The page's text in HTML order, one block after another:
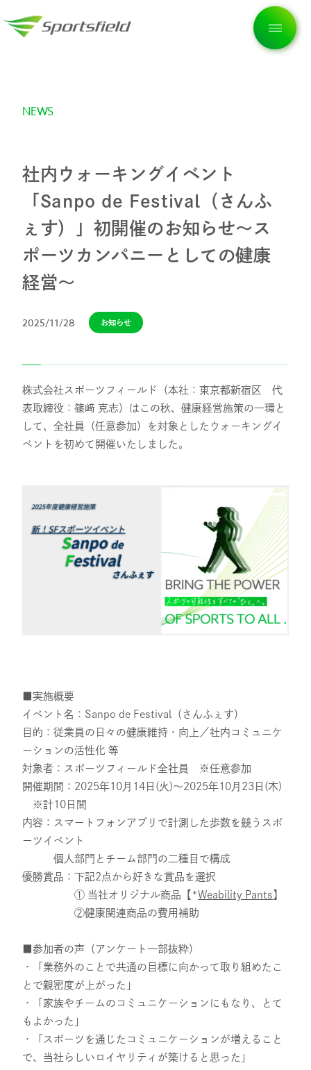
企業情報
私たちの想い
調査レポート
社会・CSR
健康経営について
Copyright 2023 SportsField Co Ltd.All
NEWS
社内ウォーキングイベント
「Sanpo de Festival（さんふ
ぇす）」初開催のお知らせ〜ス
ポーツカンパニーとしての健康
経営〜
2025/11/28 お知らせ
株式会社スポーツフィールド（本社：東京都新宿区 代
表取締役：篠﨑 克志）はこの秋、健康経営施策の一環と
して、全社員（任意参加）を対象としたウォーキングイ
ベントを初めて開催いたしました。
■実施概要
イベント名：Sanpo de Festival（さんふぇす）
目的：従業員の日々の健康維持・向上／社内コミュニケ
ーションの活性化 等
対象者：スポーツフィールド全社員 ※任意参加
開催期間：2025年10月14日(火)～2025年10月23日(木)
※計10日間
内容：スマートフォンアプリで計測した歩数を競うスポ
ーツイベント
個人部門とチーム部門の二種目で構成
優勝賞品：下記2点から好きな賞品を選択
① 当社オリジナル商品【*Weability Pants 】
②健康関連商品の費用補助
■参加者の声（アンケート一部抜粋）
・「業務外のことで共通の目標に向かって取り組めたこ
とで親密度が上がった」
・「家族やチームのコミュニケーションにもなり、とて
もよかった」
・「スポーツを通じたコミュニケーションが増えること
で、当社らしいロイヤリティが築けると思った」